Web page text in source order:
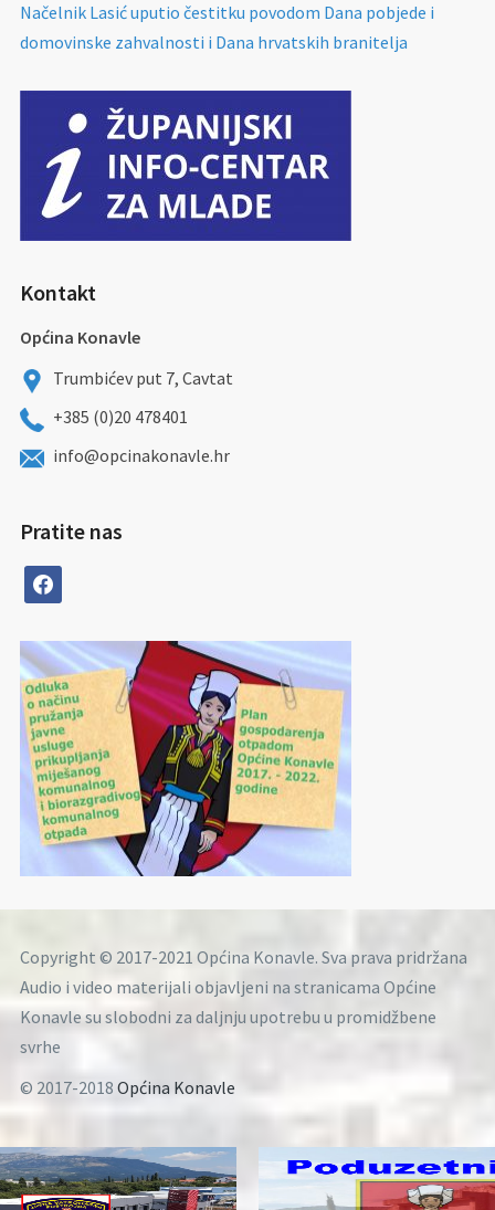
Načelnik Lasić uputio čestitku povodom Dana pobjede i
domovinske zahvalnosti i Dana hrvatskih branitelja
Kontakt
Općina Konavle
Trumbićev put 7, Cavtat
+385 (0)20 478401
info@opcinakonavle.hr
Pratite nas
facebook
Copyright © 2017-2021 Općina Konavle. Sva prava pridržana
Audio i video materijali objavljeni na stranicama Općine
Konavle su slobodni za daljnju upotrebu u promidžbene
svrhe
© 2017-2018 Općina Konavle